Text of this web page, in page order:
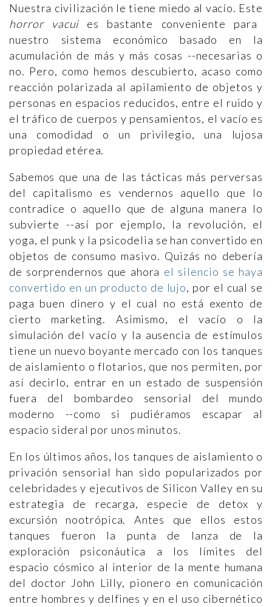
Nuestra civilización le tiene miedo al vacío. Este
horror vacuies bastante conveniente para
nuestro sistema económico basado en la
acumulación de más y más cosas --necesarias o
no. Pero, como hemos descubierto, acaso como
reacción polarizada al apilamiento de objetos y
personas en espacios reducidos, entre el ruido y
el tráfico de cuerpos y pensamientos, el vacío es
una comodidad o un privilegio, una lujosa
propiedad etérea.
Sabemos que una de las tácticas más perversas
del capitalismo es vendernos aquello que lo
contradice o aquello que de alguna manera lo
subvierte --así por ejemplo, la revolución, el
yoga, el punk y la psicodelia se han convertido en
objetos de consumo masivo. Quizás no debería
de sorprendernos que ahora el silencio se haya
convertido en un producto de lujo, por el cual se
paga buen dinero y el cual no está exento de
cierto marketing. Asimismo, el vacío o la
simulación del vacío y la ausencia de estímulos
tiene un nuevo boyante mercado con los tanques
de aislamiento o flotarios, que nos permiten, por
así decirlo, entrar en un estado de suspensión
fuera del bombardeo sensorial del mundo
moderno --como si pudiéramos escapar al
espacio sideral por unos minutos.
En los últimos años, los tanques de aislamiento o
privación sensorial han sido popularizados por
celebridades y ejecutivos de Silicon Valley en su
estrategia de recarga, especie de detox y
excursión nootrópica. Antes que ellos estos
tanques fueron la punta de lanza de la
exploración psiconáutica a los límites del
espacio cósmico al interior de la mente humana
del doctor John Lilly, pionero en comunicación
entre hombres y delfines y en el uso cibernético